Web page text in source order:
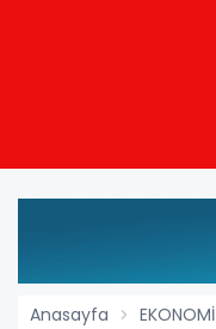
Anasayfa EKONOMİ